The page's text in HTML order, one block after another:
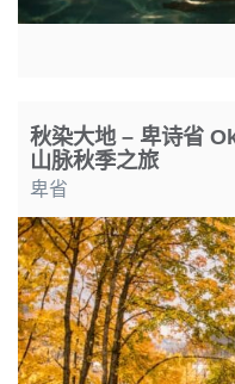
秋染大地 – 卑诗省
山脉秋季之旅
卑省